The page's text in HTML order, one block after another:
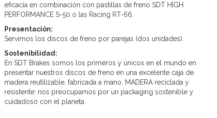
eficacia en combinación con pastillas de freno SDT HIGH
PERFORMANCE S-50 o las Racing RT-66.
Presentación:
Servimos los discos de freno por parejas (dos unidades).
Sostenibilidad:
En SDT Brakes somos los primeros y únicos en el mundo en
presentar nuestros discos de freno en una excelente caja de
madera reutilizable, fabricada a mano, MADERA reciclada y
resistente: nos preocupamos por un packaging sostenible y
cuidadoso con el planeta.